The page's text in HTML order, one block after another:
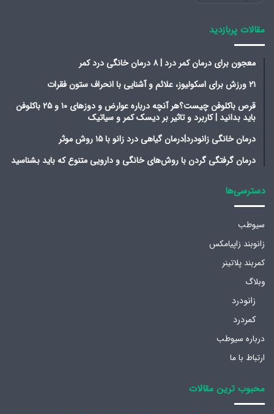
مقالات پربازدید
معجون برای درمان کمر درد | ۸ درمان خانگی درد کمر
۲۱ ورزش برای اسکولیوز، علائم و آشنایی با انحراف ستون فقرات
قرص باکلوفن چیست؟هر آنچه درباره عوارض و دوزهای ۱۰ و ۲۵ باکلوفن
باید بدانید | کاربرد و تاثیر بر دیسک کمر و سیاتیک
درمان خانگی زانودرد|درمان گیاهی درد زانو با ۱۵ روش موثر
درمان گرفتگی گردن با روش‌های خانگی و دارویی متنوع که باید بشناسید
دسترسی‌ها
سیوطب
زانوبند زاپیامکس
کمربند پلاتینر
وبلاگ
زانودرد
کمردرد
درباره سیوطب
ارتباط با ما
محبوب ترین مقالات